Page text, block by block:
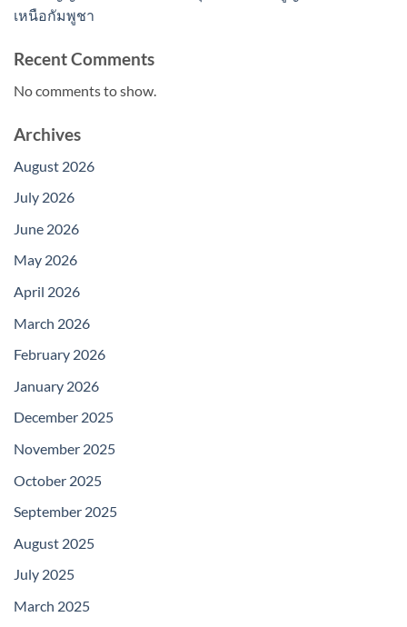
เหนือกัมพูชา
Recent Comments
No comments to show.
Archives
August 2026
July 2026
June 2026
May 2026
April 2026
March 2026
February 2026
January 2026
December 2025
November 2025
October 2025
September 2025
August 2025
July 2025
March 2025